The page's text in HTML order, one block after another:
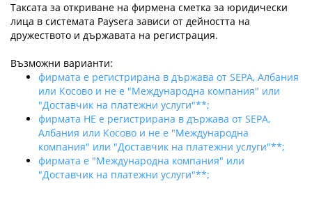
Таксата за откриване на фирмена сметка за юридически
лица в системата Paysera зависи от дейността на
дружеството и държавата на регистрация.
Възможни варианти:
фирмата е регистрирана в държава от SEPA, Албания
или Косово и не е "Международна компания" или
"Доставчик на платежни услуги"**;
фирмата НЕ е регистрирана в държава от SEPA,
Албания или Косово и не е "Международна
компания" или "Доставчик на платежни услуги"**;
фирмата е "Международна компания" или
"Доставчик на платежни услуги"**;